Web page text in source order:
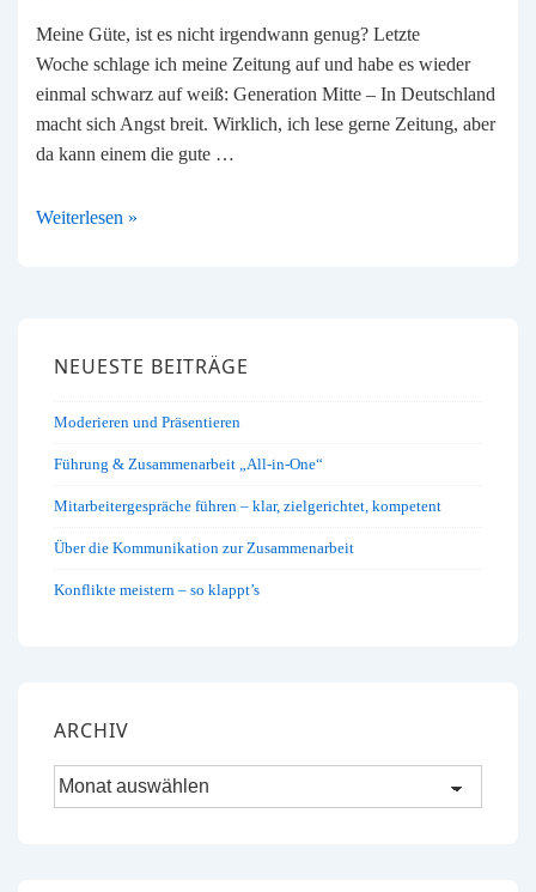
Meine Güte, ist es nicht irgendwann genug? Letzte
Woche schlage ich meine Zeitung auf und habe es wieder
einmal schwarz auf weiß: Generation Mitte – In Deutschland
macht sich Angst breit. Wirklich, ich lese gerne Zeitung, aber
da kann einem die gute …
Generation
nur
Weiterlesen »
NEUESTE BEITRÄGE
Moderieren und Präsentieren
Führung & Zusammenarbeit „All-in-One“
Mitarbeitergespräche führen – klar, zielgerichtet, kompetent
Über die Kommunikation zur Zusammenarbeit
Konflikte meistern – so klappt’s
ARCHIV
Archiv